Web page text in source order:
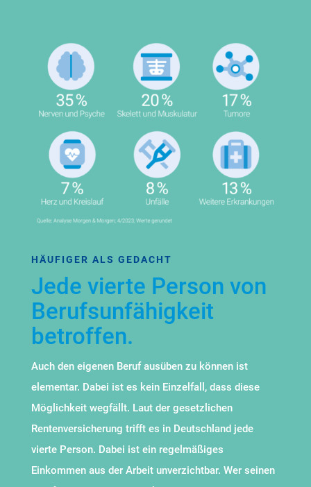
HÄUFIGER ALS GEDACHT
Jede vierte Person von
Berufsunfähigkeit
betroffen.
Auch den eigenen Beruf ausüben zu können ist
elementar. Dabei ist es kein Einzelfall, dass diese
Möglichkeit wegfällt. Laut der gesetzlichen
Rentenversicherung trifft es in Deutschland jede
vierte Person. Dabei ist ein regelmäßiges
Einkommen aus der Arbeit unverzichtbar. Wer seinen